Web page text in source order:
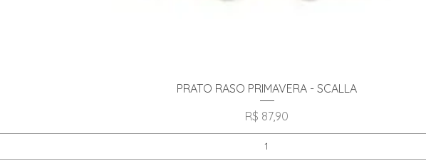
Visualização rápida
PRATO RASO PRIMAVERA - SCALLA
Preço
R$ 87,90